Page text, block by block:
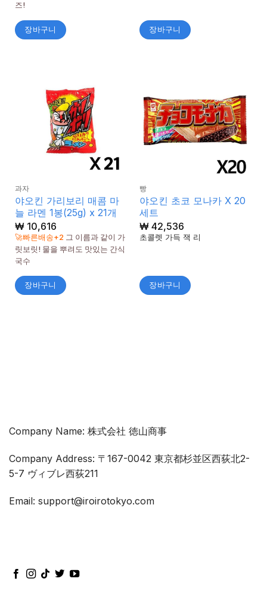
즈!
장바구니 장바구니
과자
야오킨 가리보리 매콤 마
늘 라멘 1봉(25g) x 21개
₩10,616
🚀빠른배송+2그 이름과 같이 가
릿보릿! 물을 뿌려도 맛있는 간식
국수
장바구니
빵
야오킨 초코 모나카 X 20
세트
₩42,536
초콜렛 가득 잭 리
장바구니
Company Name: 株式会社 徳山商事
Company Address: 〒167-0042 東京都杉並区西荻北2-
5-7 ヴィブレ西荻211
Email: support@iroirotokyo.com